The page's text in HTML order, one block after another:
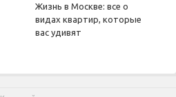
Жизнь в Москве: все о
видах квартир, которые
вас удивят